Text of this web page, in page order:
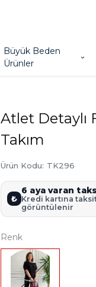
Büyük Beden
Ürünler
Atlet Detaylı
Takım
Ürün Kodu: TK296
₺
6 aya varan
Kredi kartına
görüntülenir
Renk